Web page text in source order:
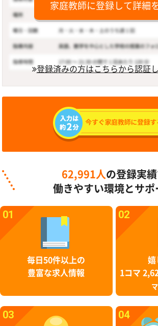
家庭教師に登録して詳細
登録済みの方はこちらから認証
62,991人 の登録実
働きやすい環境とサポ
01
毎日50件以上の
豊富な求人情報
02
嬉
1コマ
03 04